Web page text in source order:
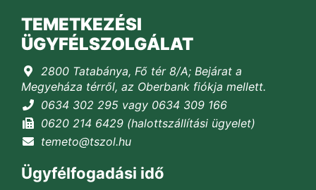
TEMETKEZÉSI
ÜGYFÉLSZOLGÁLAT
2800 Tatabánya, Fő tér 8/A; Bejárat a
Megyeháza térről, az Oberbank fiókja mellett.
0634 302 295 vagy 0634 309 166
0620 214 6429 (halottszállítási ügyelet)
temeto@tszol.hu
Ügyfélfogadási idő